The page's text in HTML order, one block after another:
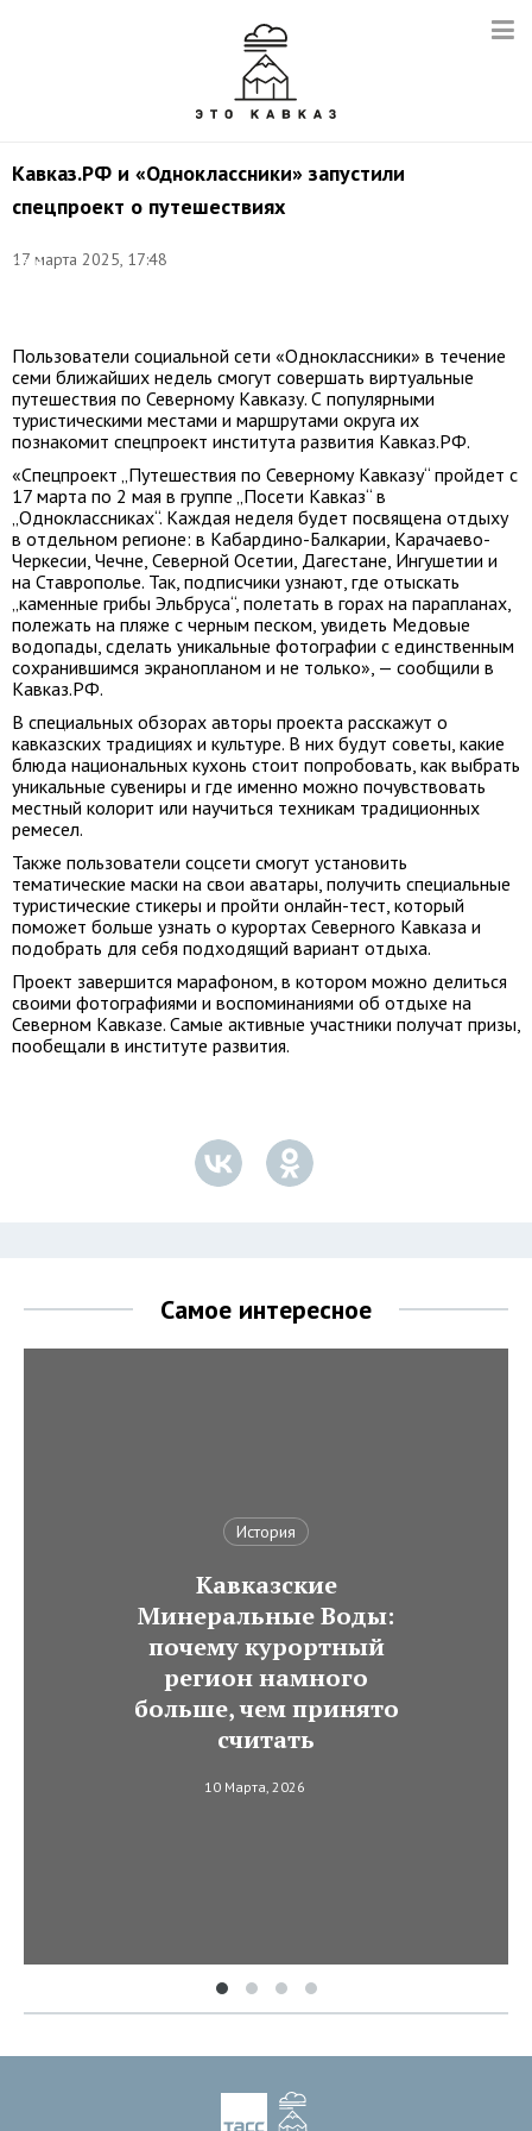
Кавказ.РФ и «Одноклассники» запустили
спецпроект о путешествиях
17 марта 2025, 17:48
Иван
Пользователи социальной сети «Одноклассники» в течение
семи ближайших недель смогут совершать виртуальные
путешествия по Северному Кавказу. С популярными
туристическими местами и маршрутами округа их
познакомит спецпроект института развития Кавказ.РФ.
«Спецпроект „Путешествия по Северному Кавказу“ пройдет с
17 марта по 2 мая в группе „Посети Кавказ“ в
„Одноклассниках“. Каждая неделя будет посвящена отдыху
в отдельном регионе: в Кабардино-Балкарии, Карачаево-
Черкесии, Чечне, Северной Осетии, Дагестане, Ингушетии и
на Ставрополье. Так, подписчики узнают, где отыскать
„каменные грибы Эльбруса“, полетать в горах на парапланах,
полежать на пляже с черным песком, увидеть Медовые
водопады, сделать уникальные фотографии с единственным
сохранившимся экранопланом и не только», — сообщили в
Кавказ.РФ.
В специальных обзорах авторы проекта расскажут о
кавказских традициях и культуре. В них будут советы, какие
блюда национальных кухонь стоит попробовать, как выбрать
уникальные сувениры и где именно можно почувствовать
местный колорит или научиться техникам традиционных
ремесел.
Также пользователи соцсети смогут установить
тематические маски на свои аватары, получить специальные
туристические стикеры и пройти онлайн-тест, который
поможет больше узнать о курортах Северного Кавказа и
подобрать для себя подходящий вариант отдыха.
Проект завершится марафоном, в котором можно делиться
своими фотографиями и воспоминаниями об отдыхе на
Северном Кавказе. Самые активные участники получат призы,
пообещали в институте развития.
Самое интересное
История
Кавказские
Минеральные Воды:
почему курортный
регион намного
больше, чем принято
считать
10 Марта, 2026